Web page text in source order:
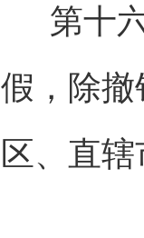
第十
假，除
区、直